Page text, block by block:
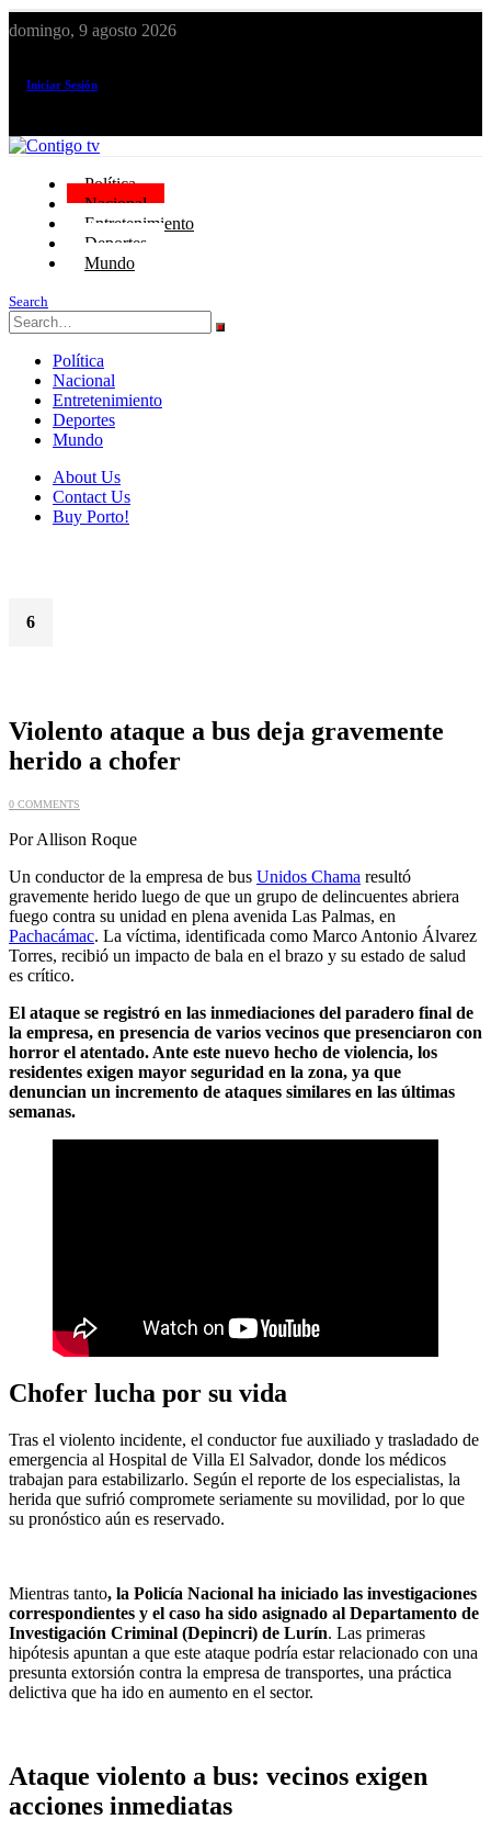
domingo, 9 agosto 2026
Iniciar Sesión
Política
Nacional
Entretenimiento
Deportes
Mundo
Search
Política
Nacional
Entretenimiento
Deportes
Mundo
About Us
Contact Us
Buy Porto!
6
Violento ataque a bus deja gravemente
herido a chofer
0 COMMENTS
Por Allison Roque
Un conductor de la empresa de bus Unidos Chama resultó
gravemente herido luego de que un grupo de delincuentes abriera
fuego contra su unidad en plena avenida Las Palmas, en
Pachacámac. La víctima, identificada como Marco Antonio Álvarez
Torres, recibió un impacto de bala en el brazo y su estado de salud
es crítico.
El ataque se registró en las inmediaciones del paradero final de
la empresa, en presencia de varios vecinos que presenciaron con
horror el atentado. Ante este nuevo hecho de violencia, los
residentes exigen mayor seguridad en la zona, ya que
denuncian un incremento de ataques similares en las últimas
semanas.
Chofer lucha por su vida
Tras el violento incidente, el conductor fue auxiliado y trasladado de
emergencia al Hospital de Villa El Salvador, donde los médicos
trabajan para estabilizarlo. Según el reporte de los especialistas, la
herida que sufrió compromete seriamente su movilidad, por lo que
su pronóstico aún es reservado.
Mientras tanto, la Policía Nacional ha iniciado las investigaciones
correspondientes y el caso ha sido asignado al Departamento de
Investigación Criminal (Depincri) de Lurín. Las primeras
hipótesis apuntan a que este ataque podría estar relacionado con una
presunta extorsión contra la empresa de transportes, una práctica
delictiva que ha ido en aumento en el sector.
Ataque violento a bus: vecinos exigen
acciones inmediatas